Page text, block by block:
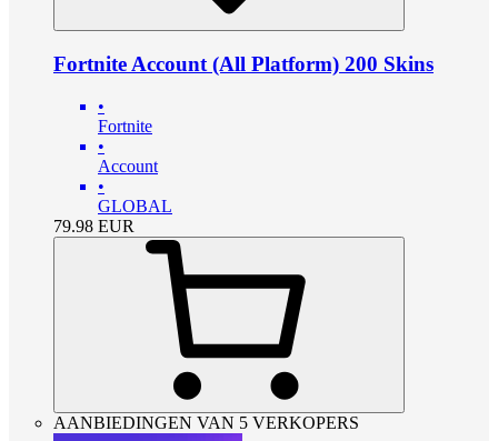
Fortnite Account (All Platform) 200 Skins
•
Fortnite
•
Account
•
GLOBAL
79.98 EUR
AANBIEDINGEN VAN 5 VERKOPERS